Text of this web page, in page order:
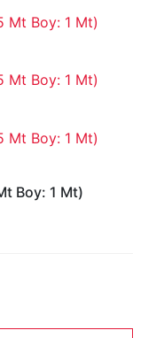
Boy: 1 Mt)